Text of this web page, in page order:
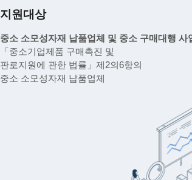
지원대상
중소 소모성자재 납품업체 및 중소 구매대행 사
「중소기업제품 구매촉진 및
판로지원에 관한 법률」제2의6항의
중소 소모성자재 납품업체